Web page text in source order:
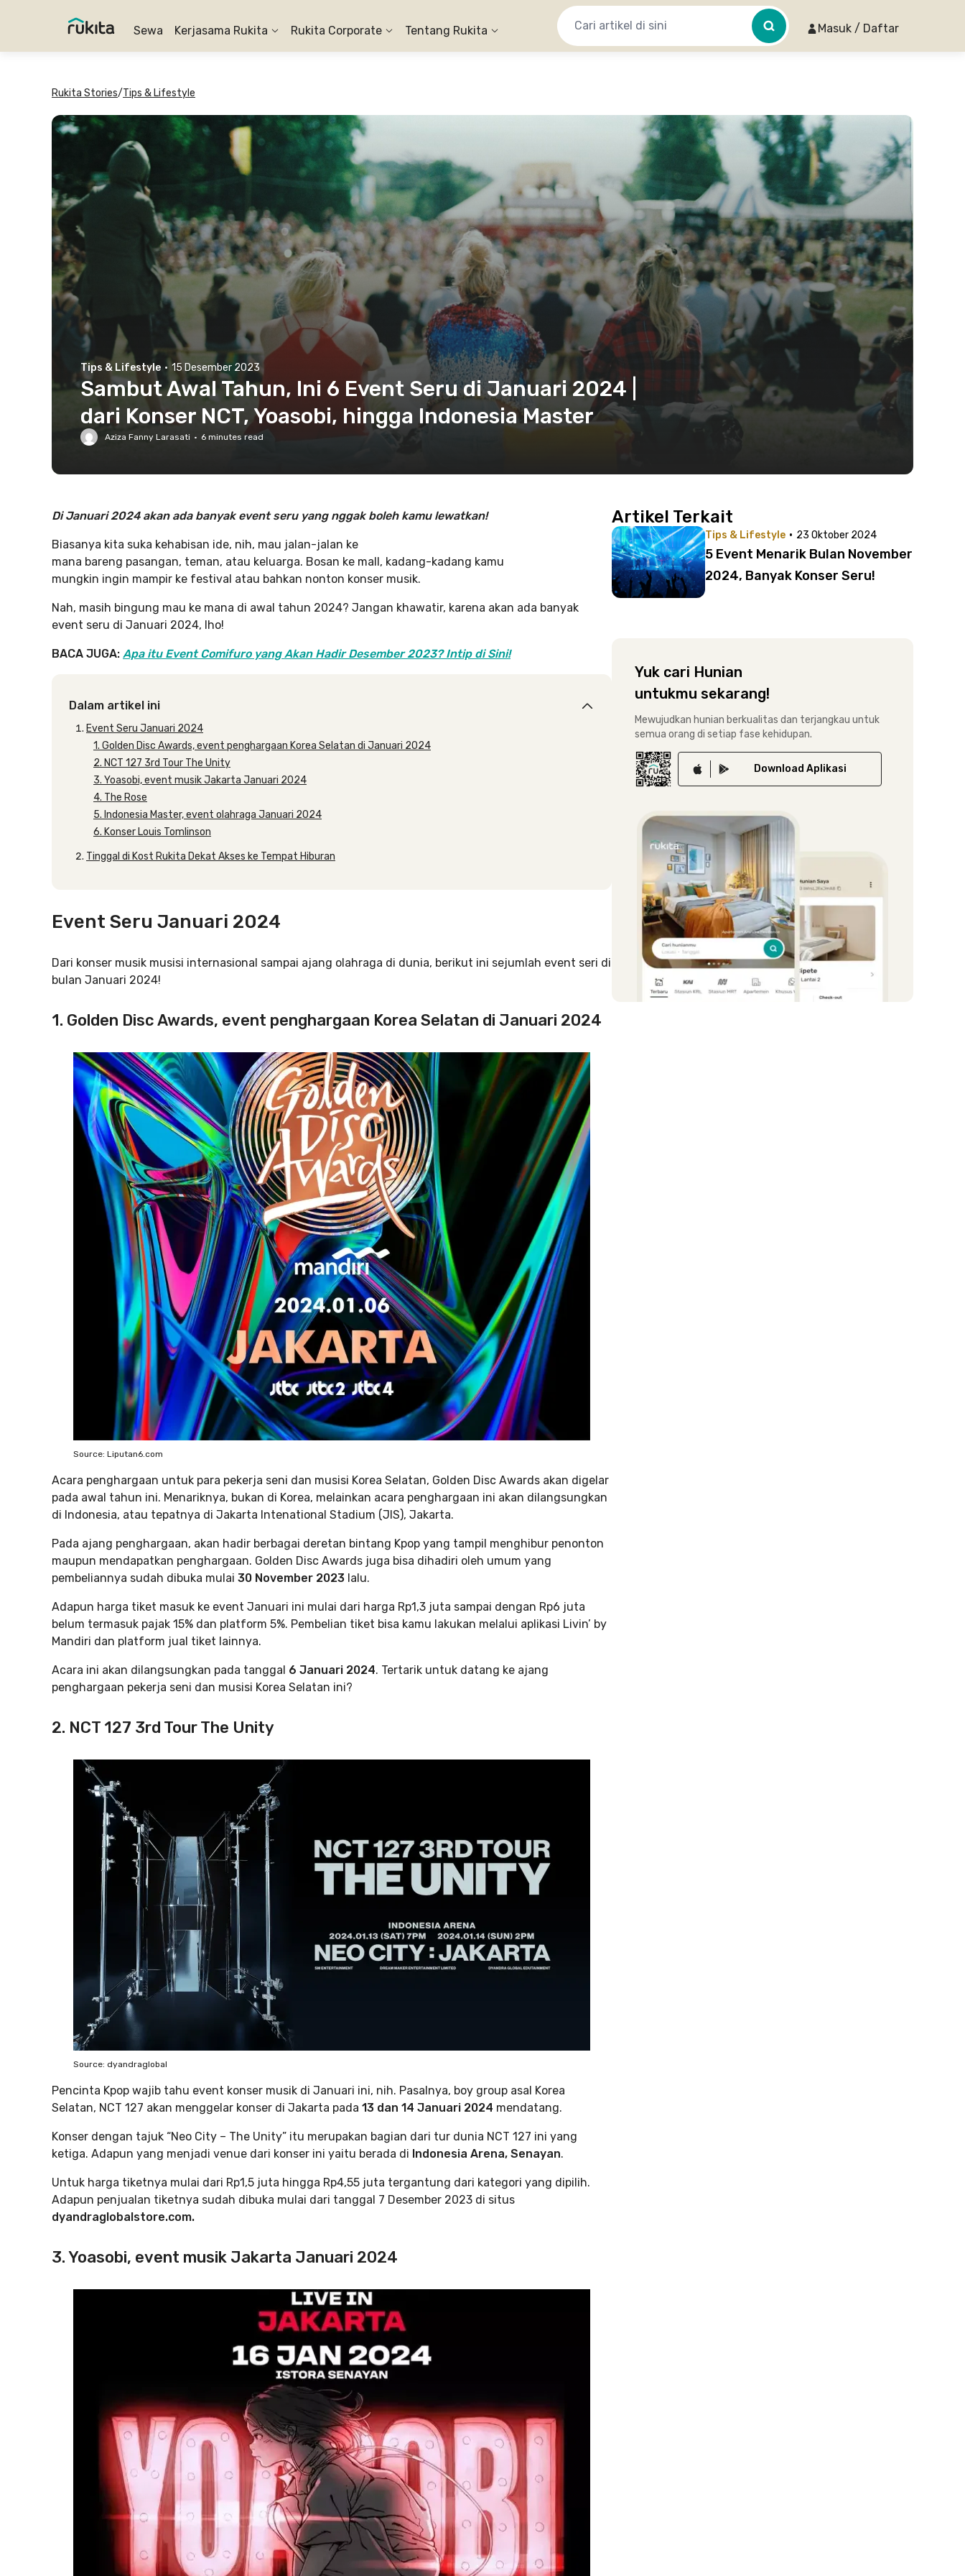
Sewa Kerjasama Rukita Rukita Corporate Tentang Rukita Masuk / Daftar
Rukita Stories/Tips & Lifestyle
Tips & Lifestyle · 15 Desember 2023
Sambut Awal Tahun, Ini 6 Event Seru di Januari 2024 |
dari Konser NCT, Yoasobi, hingga Indonesia Master
Aziza Fanny Larasati · 6 minutes read
Di Januari 2024 akan ada banyak event seru yang nggak boleh kamu lewatkan!
Biasanya kita suka kehabisan ide, nih, mau jalan-jalan ke
mana bareng pasangan, teman, atau keluarga. Bosan ke mall, kadang-kadang kamu
mungkin ingin mampir ke festival atau bahkan nonton konser musik.
Nah, masih bingung mau ke mana di awal tahun 2024? Jangan khawatir, karena akan ada banyak
event seru di Januari 2024, lho!
BACA JUGA: Apa itu Event Comifuro yang Akan Hadir Desember 2023? Intip di Sini!
Dalam artikel ini
Event Seru Januari 2024
1. Golden Disc Awards, event penghargaan Korea Selatan di Januari 2024
2. NCT 127 3rd Tour The Unity
3. Yoasobi, event musik Jakarta Januari 2024
4. The Rose
5. Indonesia Master, event olahraga Januari 2024
6. Konser Louis Tomlinson
Tinggal di Kost Rukita Dekat Akses ke Tempat Hiburan
Event Seru Januari 2024
Dari konser musik musisi internasional sampai ajang olahraga di dunia, berikut ini sejumlah event seri di
bulan Januari 2024!
1. Golden Disc Awards, event penghargaan Korea Selatan di Januari 2024
Source: Liputan6.com
Acara penghargaan untuk para pekerja seni dan musisi Korea Selatan, Golden Disc Awards akan digelar
pada awal tahun ini. Menariknya, bukan di Korea, melainkan acara penghargaan ini akan dilangsungkan
di Indonesia, atau tepatnya di Jakarta Intenational Stadium (JIS), Jakarta.
Pada ajang penghargaan, akan hadir berbagai deretan bintang Kpop yang tampil menghibur penonton
maupun mendapatkan penghargaan. Golden Disc Awards juga bisa dihadiri oleh umum yang
pembeliannya sudah dibuka mulai 30 November 2023 lalu.
Adapun harga tiket masuk ke event Januari ini mulai dari harga Rp1,3 juta sampai dengan Rp6 juta
belum termasuk pajak 15% dan platform 5%. Pembelian tiket bisa kamu lakukan melalui aplikasi Livin’ by
Mandiri dan platform jual tiket lainnya.
Acara ini akan dilangsungkan pada tanggal 6 Januari 2024. Tertarik untuk datang ke ajang
penghargaan pekerja seni dan musisi Korea Selatan ini?
2. NCT 127 3rd Tour The Unity
Source: dyandraglobal
Pencinta Kpop wajib tahu event konser musik di Januari ini, nih. Pasalnya, boy group asal Korea
Selatan, NCT 127 akan menggelar konser di Jakarta pada 13 dan 14 Januari 2024 mendatang.
Konser dengan tajuk “Neo City – The Unity” itu merupakan bagian dari tur dunia NCT 127 ini yang
ketiga. Adapun yang menjadi venue dari konser ini yaitu berada di Indonesia Arena, Senayan.
Untuk harga tiketnya mulai dari Rp1,5 juta hingga Rp4,55 juta tergantung dari kategori yang dipilih.
Adapun penjualan tiketnya sudah dibuka mulai dari tanggal 7 Desember 2023 di situs
dyandraglobalstore.com.
3. Yoasobi, event musik Jakarta Januari 2024
Artikel Terkait
Tips & Lifestyle · 23 Oktober 2024
5 Event Menarik Bulan November
2024, Banyak Konser Seru!
Yuk cari Hunian
untukmu sekarang!
Mewujudkan hunian berkualitas dan terjangkau untuk
semua orang di setiap fase kehidupan.
Download Aplikasi